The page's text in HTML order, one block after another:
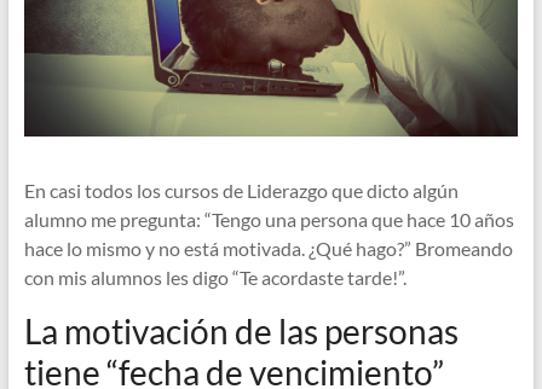
En casi todos los cursos de Liderazgo que dicto algún
alumno me pregunta: “Tengo una persona que hace 10 años
hace lo mismo y no está motivada. ¿Qué hago?” Bromeando
con mis alumnos les digo “Te acordaste tarde!”.
La motivación de las personas
tiene “fecha de vencimiento”